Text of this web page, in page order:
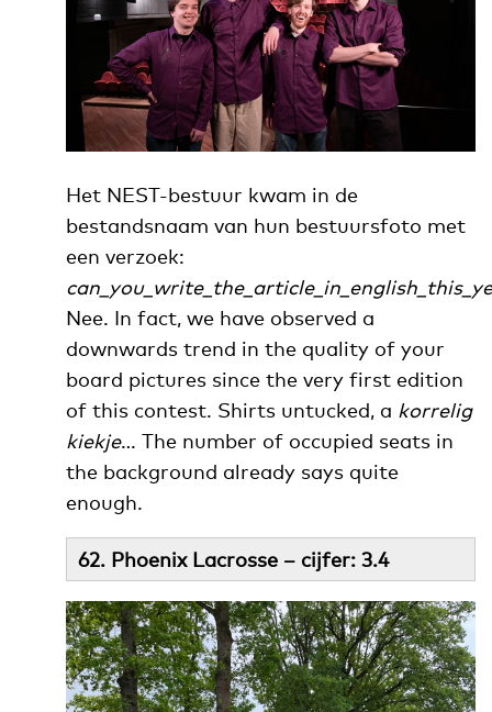
Het NEST-bestuur kwam in de
bestandsnaam van hun bestuursfoto met
een verzoek:
Nee. In fact, we have observed a
downwards trend in the quality of your
board pictures since the very first edition
of this contest. Shirts untucked, a korrelig
kiekje… The number of occupied seats in
the background already says quite
enough.
62. Phoenix Lacrosse – cijfer: 3.4